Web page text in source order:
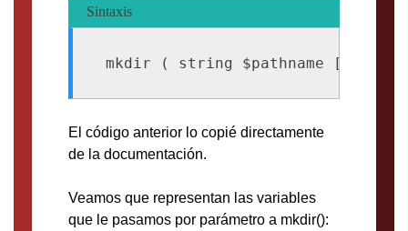
Sintaxis
El código anterior lo copié directamente
de la documentación.
Veamos que representan las variables
que le pasamos por parámetro a mkdir():